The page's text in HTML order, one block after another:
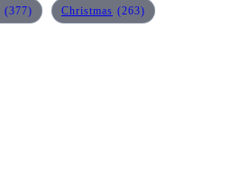
(377) Christmas (263)